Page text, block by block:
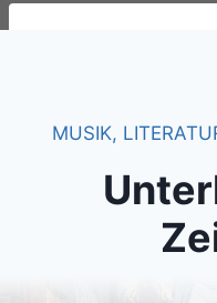
MUSIK,